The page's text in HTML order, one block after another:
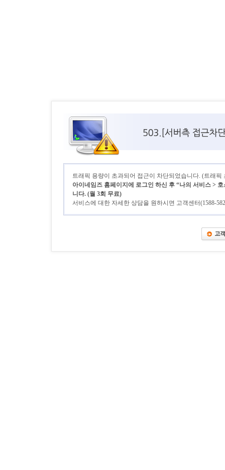
트래픽 용량이 초과되어 접근이 차단되었습니다. (트래픽
아이네임즈 홈페이지에 로그인 하신 후 “나의 서비스 >
니다. (월 3회 무료)
서비스에 대한 자세한 상담을 원하시면 고객센터(1588-